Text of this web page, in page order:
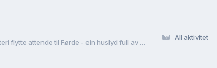
All aktivitet
Simon Christenson, fødd i Førde(?) kring 1775 - gift med Anna Colbeinsdotter frå Råeim i Gaular - vart plassfolk under Rønnei i Luster, men eine dotteri flytte attende til Førde - ein huslyd full av utfordringar?